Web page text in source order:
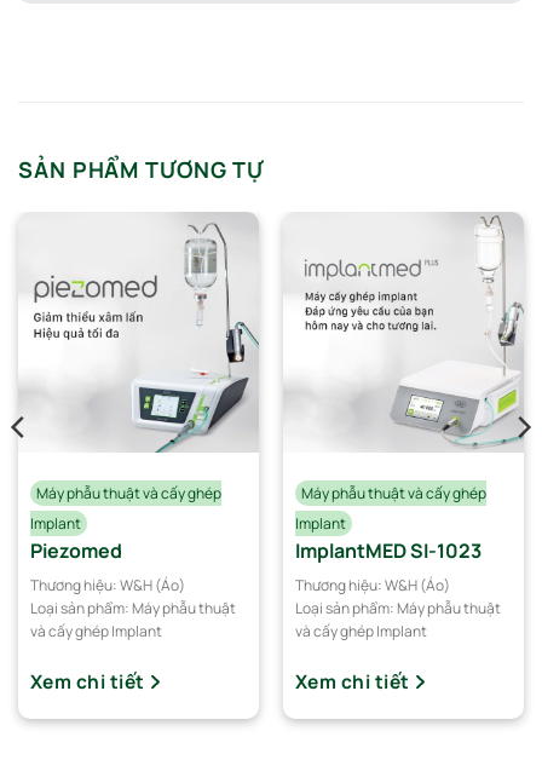
SẢN PHẨM TƯƠNG TỰ
Máy phẫu thuật và cấy ghép
Implant
Piezomed
Thương hiệu:W&H (Áo)
Loại sản phẩm: Máy phẫu thuật
và cấy ghép Implant
Xem chi tiết
Máy phẫu thuật và cấy ghép
Implant
ImplantMED SI-1023
Thương hiệu:W&H (Áo)
Loại sản phẩm: Máy phẫu thuật
và cấy ghép Implant
Xem chi tiết